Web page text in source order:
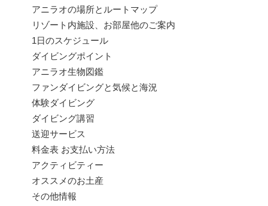
アニラオの場所とルートマップ
リゾート内施設、お部屋他のご案内
1日のスケジュール
ダイビングポイント
アニラオ生物図鑑
ファンダイビングと気候と海況
体験ダイビング
ダイビング講習
送迎サービス
料金表 お支払い方法
アクティビティー
オススメのお土産
その他情報